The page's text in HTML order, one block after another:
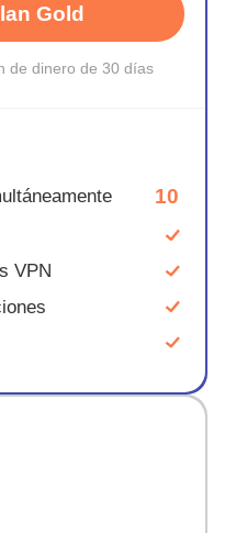
Gold
de dinero de 30 días
10
VPN